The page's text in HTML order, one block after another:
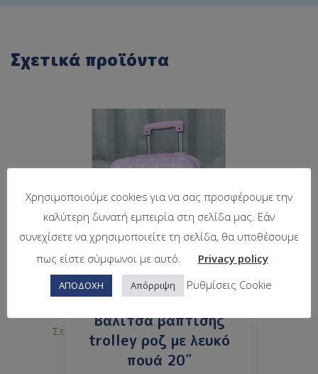
Σχετικά προϊόντα
Βαλίτσα βάπτισης
trolley ροζ με λευκό
πουά 20″
Σε απόθεμα
Χρησιμοποιούμε cookies για να σας προσφέρουμε την
καλύτερη δυνατή εμπειρία στη σελίδα μας. Εάν
συνεχίσετε να χρησιμοποιείτε τη σελίδα, θα υποθέσουμε
πως είστε σύμφωνοι με αυτό.
Privacy policy
ΑΠΟΔΟΧΗ Απόρριψη Ρυθμίσεις Cookie